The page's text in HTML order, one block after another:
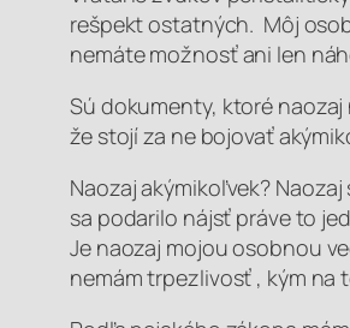
rešpekt ostatných. Môj
nemáte možnosť ani len
Sú dokumenty, ktoré
že stojí za ne bojovať
Naozaj akýmikoľvek?
sa podarilo nájsť práve to
Je naozaj mojou osobnou
nemám trpezlivosť , kým na